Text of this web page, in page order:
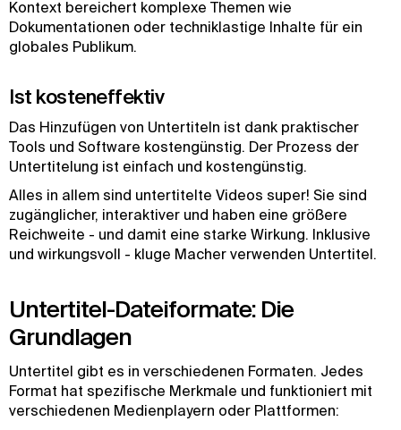
Kontext bereichert komplexe Themen wie
Dokumentationen oder techniklastige Inhalte für ein
globales Publikum.
Ist kosteneffektiv
Das Hinzufügen von Untertiteln ist dank praktischer
Tools und Software kostengünstig. Der Prozess der
Untertitelung ist einfach und kostengünstig.
Alles in allem sind untertitelte Videos super! Sie sind
zugänglicher, interaktiver und haben eine größere
Reichweite - und damit eine starke Wirkung. Inklusive
und wirkungsvoll - kluge Macher verwenden Untertitel.
Untertitel-Dateiformate: Die
Grundlagen
Untertitel gibt es in verschiedenen Formaten. Jedes
Format hat spezifische Merkmale und funktioniert mit
verschiedenen Medienplayern oder Plattformen: